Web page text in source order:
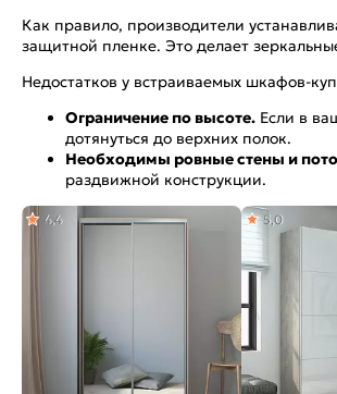
Как правило, производители
защитной пленке. Это делает
Недостатков у встраиваемых шкафов-
Ограничение по высоте. Если в
дотянуться до верхних полок.
Необходимы ровные стены и
раздвижной конструкции.
4,4 5,0